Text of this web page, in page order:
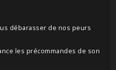
débarasser de nos peurs
les précommandes de son